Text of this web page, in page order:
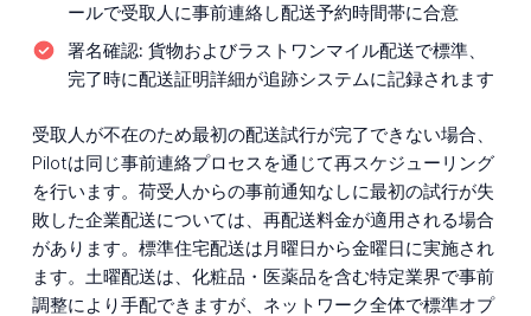
ールで受取人に事前連絡し配送予約時間帯に合意
署名確認: 貨物およびラストワンマイル配送で標準、
完了時に配送証明詳細が追跡システムに記録されます
受取人が不在のため最初の配送試行が完了できない場合、
Pilotは同じ事前連絡プロセスを通じて再スケジューリング
を行います。荷受人からの事前通知なしに最初の試行が失
敗した企業配送については、再配送料金が適用される場合
があります。標準住宅配送は月曜日から金曜日に実施され
ます。土曜配送は、化粧品・医薬品を含む特定業界で事前
調整により手配できますが、ネットワーク全体で標準オプ